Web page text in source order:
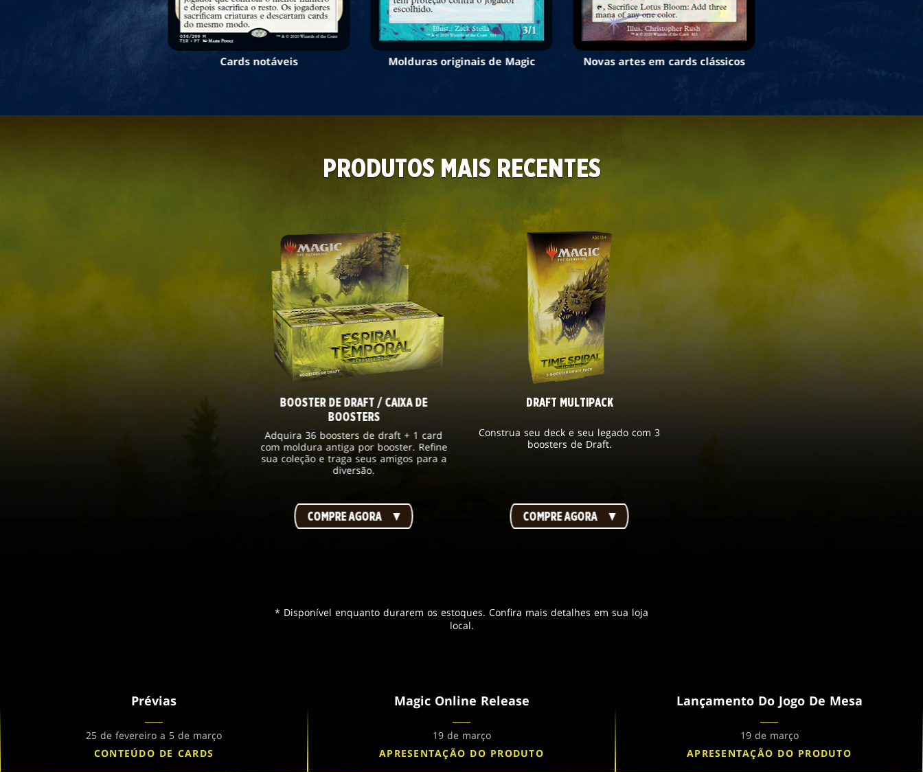
Cards notáveis Molduras originais de Magic Novas artes em cards clássicos
PRODUTOS MAIS RECENTES
BOOSTER DE DRAFT / CAIXA DE
BOOSTERS
Adquira 36 boosters de draft + 1 card
com moldura antiga por booster. Refine
sua coleção e traga seus amigos para a
diversão.
COMPRE AGORA
DRAFT MULTIPACK
Construa seu deck e seu legado com 3
boosters de Draft.
COMPRE AGORA
* Disponível enquanto durarem os estoques. Confira mais detalhes em sua loja
local.
Prévias
25 de fevereiro a 5 de março
CONTEÚDO DE CARDS
Magic Online Release
19 de março
APRESENTAÇÃO DO PRODUTO
Lançamento Do Jogo De Mesa
19 de março
APRESENTAÇÃO DO PRODUTO